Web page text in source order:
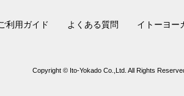
利用ガイド よくある質問 イトーヨー
Copyright © Ito-Yokado Co.,Ltd. All Rights